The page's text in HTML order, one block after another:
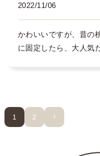
2022/11/06
かわいいですが、昔の
に固定したら、大人気
1 2